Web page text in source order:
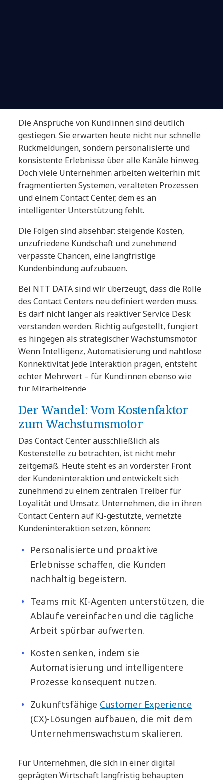
Die Ansprüche von Kund:innen sind deutlich
gestiegen. Sie erwarten heute nicht nur schnelle
Rückmeldungen, sondern personalisierte und
konsistente Erlebnisse über alle Kanäle hinweg.
Doch viele Unternehmen arbeiten weiterhin mit
fragmentierten Systemen, veralteten Prozessen
und einem Contact Center, dem es an
intelligenter Unterstützung fehlt.
Die Folgen sind absehbar: steigende Kosten,
unzufriedene Kundschaft und zunehmend
verpasste Chancen, eine langfristige
Kundenbindung aufzubauen.
Bei NTT DATA sind wir überzeugt, dass die Rolle
des Contact Centers neu definiert werden muss.
Es darf nicht länger als reaktiver Service Desk
verstanden werden. Richtig aufgestellt, fungiert
es hingegen als strategischer Wachstumsmotor.
Wenn Intelligenz, Automatisierung und nahtlose
Konnektivität jede Interaktion prägen, entsteht
echter Mehrwert – für Kund:innen ebenso wie
für Mitarbeitende.
Der Wandel: Vom Kostenfaktor
zum Wachstumsmotor
Das Contact Center ausschließlich als
Kostenstelle zu betrachten, ist nicht mehr
zeitgemäß. Heute steht es an vorderster Front
der Kundeninteraktion und entwickelt sich
zunehmend zu einem zentralen Treiber für
Loyalität und Umsatz. Unternehmen, die in ihren
Contact Centern auf KI-gestützte, vernetzte
Kundeninteraktion setzen, können:
Personalisierte und proaktive
Erlebnisse schaffen, die Kunden
nachhaltig begeistern.
Teams mit KI-Agenten unterstützen, die
Abläufe vereinfachen und die tägliche
Arbeit spürbar aufwerten.
Kosten senken, indem sie
Automatisierung und intelligentere
Prozesse konsequent nutzen.
Zukunftsfähige Customer Experience
(CX)-Lösungen aufbauen, die mit dem
Unternehmenswachstum skalieren.
Für Unternehmen, die sich in einer digital
geprägten Wirtschaft langfristig behaupten